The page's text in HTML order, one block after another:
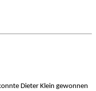
Dieter Klein gewonnen